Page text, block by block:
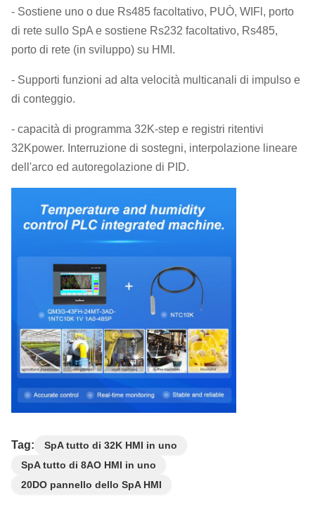
- Sostiene uno o due Rs485 facoltativo, PUÒ, WIFl, porto
di rete sullo SpA e sostiene Rs232 facoltativo, Rs485,
porto di rete (in sviluppo) su HMI.
- Supporti funzioni ad alta velocità multicanali di impulso e
di conteggio.
- capacità di programma 32K-step e registri ritentivi
32Kpower. Interruzione di sostegni, interpolazione lineare
dell'arco ed autoregolazione di PID.
Tag:
SpA tutto di 32K HMI in uno
SpA tutto di 8AO HMI in uno
20DO pannello dello SpA HMI